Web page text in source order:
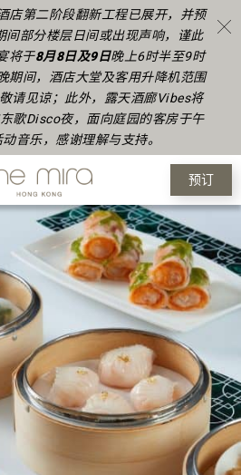
预订
店第二阶段翻新工程已展开，并预
间部分楼层日间或出现声响，谨此
将于8月8日及9日晚上6时半至9时
期间，酒店大堂及客用升降机范围
请见谅；此外，露天酒廊Vibes将
歌Disco夜，面向庭园的客房于午
音乐，感谢理解与支持。